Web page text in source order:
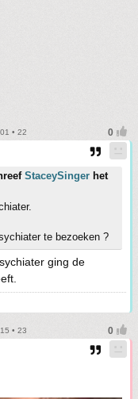
• 22
StaceySinger het
te bezoeken ?
ging de
• 23